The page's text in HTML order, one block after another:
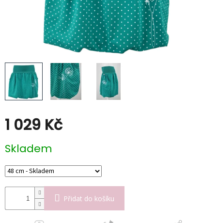
1 029 Kč
cena:
Skladem
Přidat do košíku